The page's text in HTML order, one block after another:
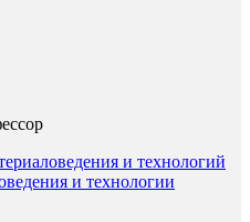
и технологий
и технологии